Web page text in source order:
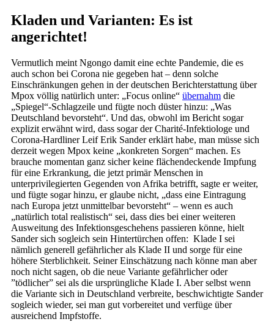
Kladen und Varianten: Es ist
angerichtet!
Vermutlich meint Ngongo damit eine echte Pandemie, die es
auch schon bei Corona nie gegeben hat – denn solche
Einschränkungen gehen in der deutschen Berichterstattung über
Mpox völlig natürlich unter: „Focus online“ übernahm die
„Spiegel“-Schlagzeile und fügte noch düster hinzu: „Was
Deutschland bevorsteht“. Und das, obwohl im Bericht sogar
explizit erwähnt wird, dass sogar der Charité-Infektiologe und
Corona-Hardliner Leif Erik Sander erklärt habe, man müsse sich
derzeit wegen Mpox keine „konkreten Sorgen“ machen. Es
brauche momentan ganz sicher keine flächendeckende Impfung
für eine Erkrankung, die jetzt primär Menschen in
unterprivilegierten Gegenden von Afrika betrifft, sagte er weiter,
und fügte sogar hinzu, er glaube nicht, „dass eine Eintragung
nach Europa jetzt unmittelbar bevorsteht“ – wenn es auch
„natürlich total realistisch“ sei, dass dies bei einer weiteren
Ausweitung des Infektionsgeschehens passieren könne, hielt
Sander sich sogleich sein Hintertürchen offen: Klade I sei
nämlich generell gefährlicher als Klade II und sorge für eine
höhere Sterblichkeit. Seiner Einschätzung nach könne man aber
noch nicht sagen, ob die neue Variante gefährlicher oder
”tödlicher” sei als die ursprüngliche Klade I. Aber selbst wenn
die Variante sich in Deutschland verbreite, beschwichtigte Sander
sogleich wieder, sei man gut vorbereitet und verfüge über
ausreichend Impfstoffe.